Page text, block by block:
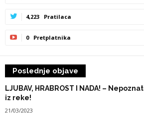
4,223 Pratilaca
0 Pretplatnika
Poslednje objave
LJUBAV, HRABROST I NADA! –
iz reke!
21/03/2023